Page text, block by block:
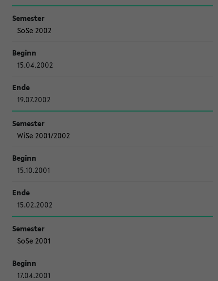
SoSe 2002
15.04.2002
19.07.2002
WiSe 2001/2002
15.10.2001
15.02.2002
SoSe 2001
17.04.2001